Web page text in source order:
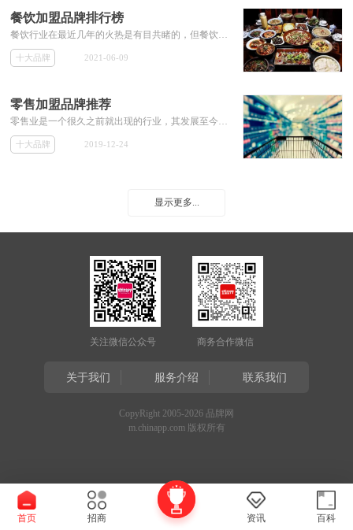
餐饮加盟品牌排行榜
十大品牌 2021-06-09
零售加盟品牌推荐
十大品牌 2019-12-24
显示更多...
关注微信公众号 商务合作微信
关于我们 服务介绍 联系我们
CopyRight 2005-2026 品牌网
m.chinapp.com 版权所有
首页 招商 资讯 百科